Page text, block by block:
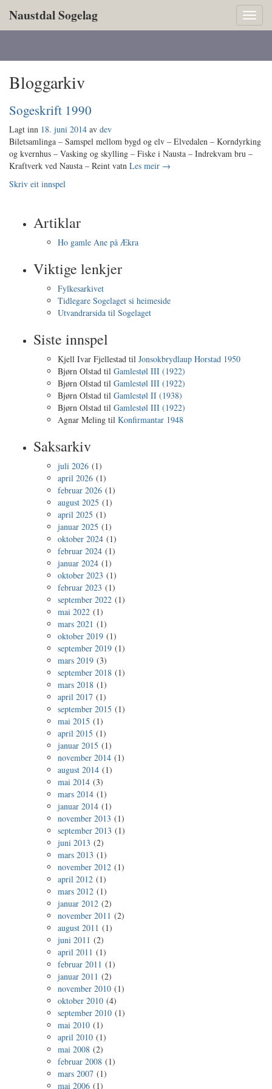
Toggle
Naustdal Sogelag
Bloggarkiv
Sogeskrift 1990
Lagt inn 18. juni 2014 av dev
Biletsamlinga – Samspel mellom bygd og elv – Elvedalen – Korndyrking
og kvernhus – Vasking og skylling – Fiske i Nausta – Indrekvam bru –
Kraftverk ved Nausta – Reint vatn Les meir →
Skriv eit innspel
Artiklar
Ho gamle Ane på Ækra
Viktige lenkjer
Fylkesarkivet
Tidlegare Sogelaget si heimeside
Utvandrarsida til Sogelaget
Siste innspel
Kjell Ivar Fjellestad til Jonsokbrydlaup Horstad 1950
Bjørn Olstad til Gamlestøl III (1922)
Bjørn Olstad til Gamlestøl III (1922)
Bjørn Olstad til Gamlestøl II (1938)
Bjørn Olstad til Gamlestøl III (1922)
Agnar Meling til Konfirmantar 1948
Saksarkiv
juli 2026 (1)
april 2026 (1)
februar 2026 (1)
august 2025 (1)
april 2025 (1)
januar 2025 (1)
oktober 2024 (1)
februar 2024 (1)
januar 2024 (1)
oktober 2023 (1)
februar 2023 (1)
september 2022 (1)
mai 2022 (1)
mars 2021 (1)
oktober 2019 (1)
september 2019 (1)
mars 2019 (3)
september 2018 (1)
mars 2018 (1)
april 2017 (1)
september 2015 (1)
mai 2015 (1)
april 2015 (1)
januar 2015 (1)
november 2014 (1)
august 2014 (1)
mai 2014 (3)
mars 2014 (1)
januar 2014 (1)
november 2013 (1)
september 2013 (1)
juni 2013 (2)
mars 2013 (1)
november 2012 (1)
april 2012 (1)
mars 2012 (1)
januar 2012 (2)
november 2011 (2)
august 2011 (1)
juni 2011 (2)
april 2011 (1)
februar 2011 (1)
januar 2011 (2)
november 2010 (1)
oktober 2010 (4)
september 2010 (1)
mai 2010 (1)
april 2010 (1)
mai 2008 (2)
februar 2008 (1)
mars 2007 (1)
mai 2006 (1)